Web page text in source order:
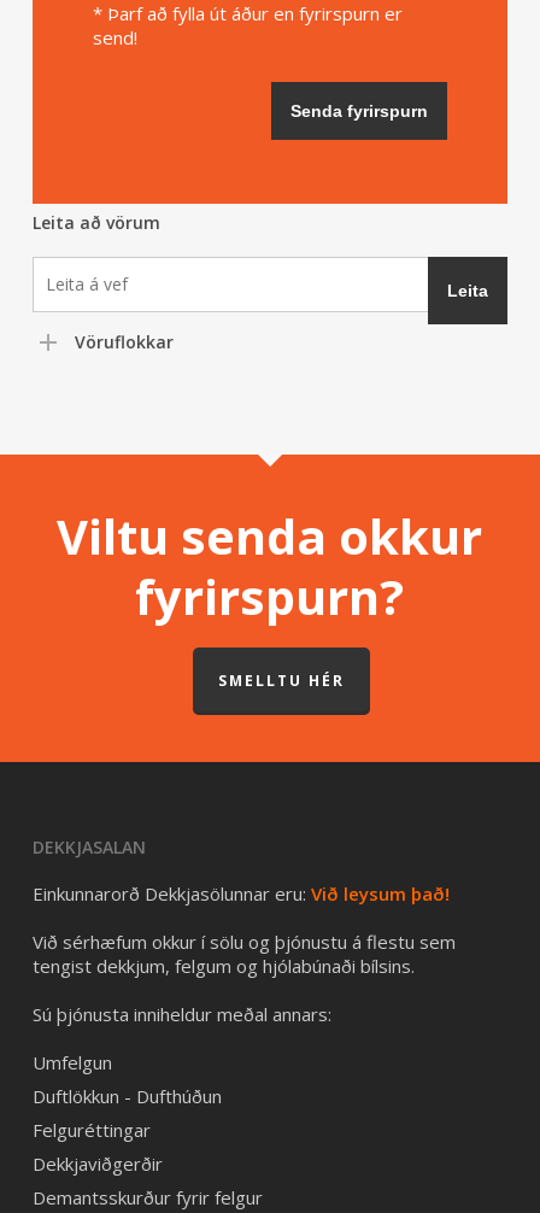
* Þarf að fylla út áður en fyrirspurn er
send!
Leita að vörum
Vöruflokkar
Viltu senda okkur
fyrirspurn?
SMELLTU HÉR
DEKKJASALAN
Einkunnarorð Dekkjasölunnar eru: Við leysum það!
Við sérhæfum okkur í sölu og þjónustu á flestu sem
tengist dekkjum, felgum og hjólabúnaði bílsins.
Sú þjónusta inniheldur meðal annars:
Umfelgun
Duftlökkun - Dufthúðun
Felguréttingar
Dekkjaviðgerðir
Demantsskurður fyrir felgur